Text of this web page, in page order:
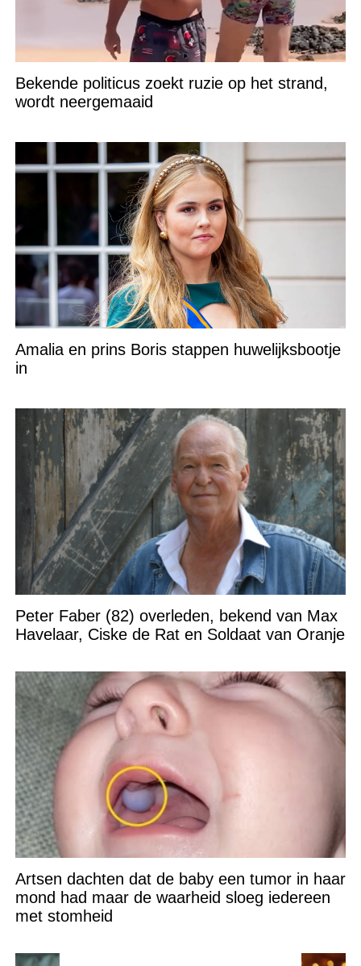
Bekende politicus zoekt ruzie op het strand,
wordt neergemaaid
Amalia en prins Boris stappen huwelijksbootje
in
Peter Faber (82) overleden, bekend van Max
Havelaar, Ciske de Rat en Soldaat van Oranje
Artsen dachten dat de baby een tumor in haar
mond had maar de waarheid sloeg iedereen
met stomheid